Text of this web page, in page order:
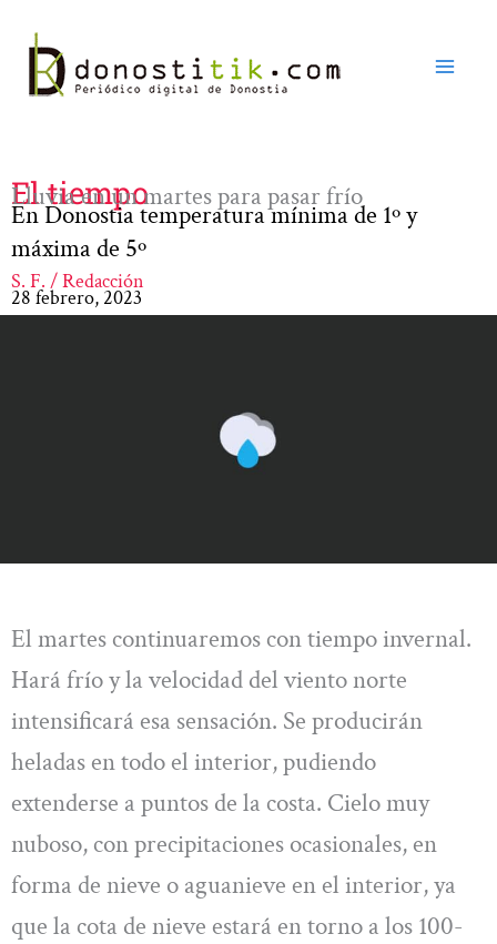
contenido
El tiempo
Lluvia en un martes para pasar frío
En Donostia temperatura mínima de 1º y
máxima de 5º
S. F. / Redacción
28 febrero, 2023
El martes continuaremos con tiempo invernal.
Hará frío y la velocidad del viento norte
intensificará esa sensación. Se producirán
heladas en todo el interior, pudiendo
extenderse a puntos de la costa. Cielo muy
nuboso, con precipitaciones ocasionales, en
forma de nieve o aguanieve en el interior, ya
que la cota de nieve estará en torno a los 100-